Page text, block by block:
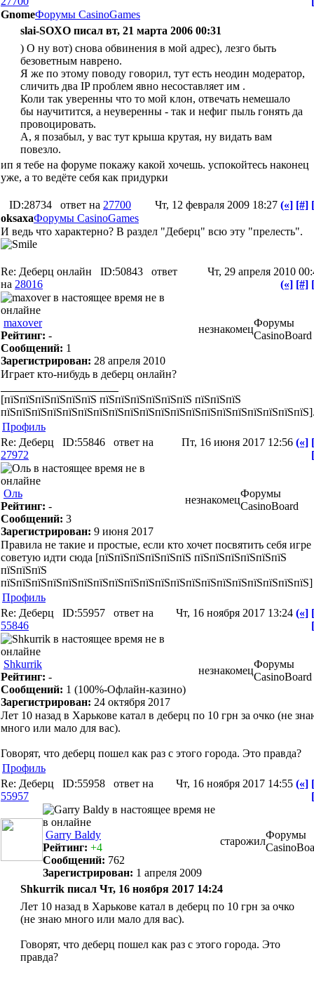
GnomeФорумы CasinoGames
slai-SOXO писал вт, 21 марта 2006 00:31
) О ну вот) снова обвинения в мой адрес), лезго быть
безоветным наврено.
Я же по этому поводу говорил, тут есть неодин модератор,
сличить два IP проблем явно несоставляет им .
Коли так уверенны что то мой клон, отвечать немешало
бы научитится, а неуверенны - так и нефиг пыль гонять да
провоцировать.
А, я позабыл, у вас тут крыша крутая, ну видать вам
повезло.
ип я тебе на форуме покажу какой хочешь. успокойтесь наконец
уже, а то ведёте себя как придурки
ID:28734 ответ на 27700 Чт, 12 февраля 2009 18:27 («] [#]
oksaxaФорумы CasinoGames
И ведь что характерно? В раздел "Деберц" всю эту "прелесть".
Re: Деберц онлайн ID:50843 ответ
на 28016
Чт, 29 апреля 2010
(«] [#]
maxover
Рейтинг: -
Сообщений: 1
Зарегистрирован: 28 апреля 2010
незнакомец
Форумы
CasinoBoard
Играет кто-нибудь в деберц онлайн?
[пїЅпїЅпїЅпїЅпїЅпїЅ пїЅпїЅпїЅпїЅпїЅпїЅ пїЅпїЅпїЅ
Профиль
Re: Деберц
ID:55846 ответ на
27972
Пт, 16 июня 2017 12:56 («]
Оль
Рейтинг: -
Сообщений: 3
Зарегистрирован: 9 июня 2017
незнакомец
Форумы
CasinoBoard
Правила не такие и простые, если кто хочет посвятить себя игре
советую идти сюда [пїЅпїЅпїЅпїЅпїЅпїЅ пїЅпїЅпїЅпїЅпїЅпїЅ
пїЅпїЅпїЅ
пїЅпїЅпїЅпїЅпїЅпїЅпїЅпїЅпїЅпїЅпїЅпїЅпїЅпїЅпїЅпїЅпїЅпїЅпїЅпїЅ]
Профиль
Re: Деберц
ID:55957 ответ на
55846
Чт, 16 ноября 2017 13:24 («]
Shkurrik
Рейтинг: -
Сообщений: 1 (100%-Офлайн-казино)
Зарегистрирован: 24 октября 2017
незнакомец
Форумы
CasinoBoard
Лет 10 назад в Харькове катал в деберц по 10 грн за очко (не
много или мало для вас).
Говорят, что деберц пошел как раз с этого города. Это правда?
Профиль
Re: Деберц
ID:55958 ответ на
55957
Чт, 16 ноября 2017 14:55 («]
Garry Baldy
Рейтинг: +4
Сообщений: 762
Зарегистрирован: 1 апреля 2009
старожил
Форумы
Shkurrik писал Чт, 16 ноября 2017 14:24
Лет 10 назад в Харькове катал в деберц по 10 грн за очко
(не знаю много или мало для вас).
Говорят, что деберц пошел как раз с этого города. Это
правда?